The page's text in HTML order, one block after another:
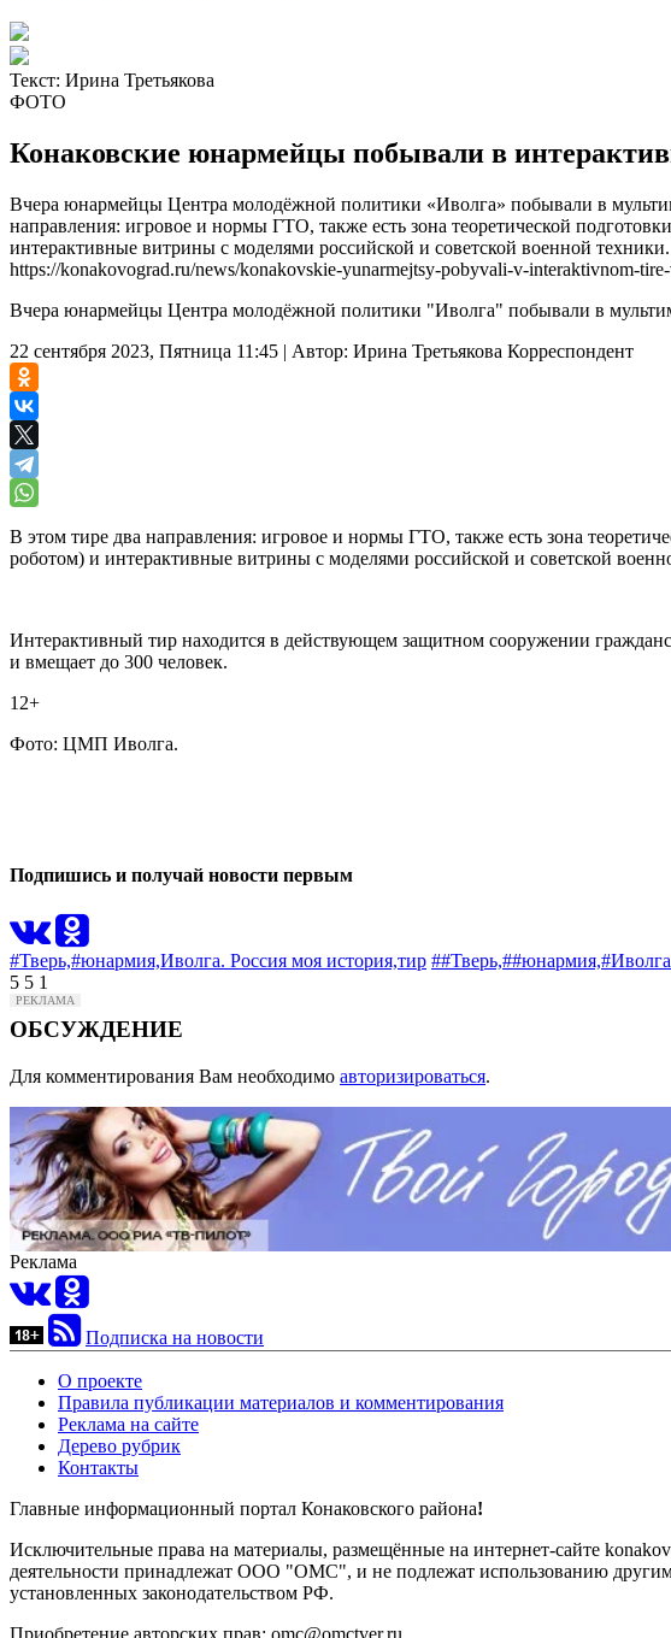
Текст: Ирина Третьякова
ФОТО
Конаковские юнармейцы побывали в
Вчера юнармейцы Центра молодёжной политики «Иволга» побывали в
направления: игровое и нормы ГТО, также есть зона теоретической
интерактивные витрины с моделями российской и советской военной техники.
https://konakovograd.ru/news/konakovskie-yunarmejtsy-pobyvali-v-interaktivnom-
Вчера юнармейцы Центра молодёжной политики "Иволга" побывали в
22 сентября 2023, Пятница 11:45 | Автор: Ирина Третьякова Корреспондент
В этом тире два направления: игровое и нормы ГТО, также есть зона
роботом) и интерактивные витрины с моделями российской и советской
Интерактивный тир находится в действующем защитном сооружении
и вмещает до 300 человек.
12+
Фото: ЦМП Иволга.
Подпишись и получай новости первым
#Тверь,#юнармия,Иволга. Россия моя история,тир ##Тверь,##юнармия,
5 5 1
ОБСУЖДЕНИЕ
Для комментирования Вам необходимо авторизироваться.
Реклама
Подписка на новости
О проекте
Правила публикации материалов и комментирования
Реклама на сайте
Дерево рубрик
Контакты
Главные информационный портал Конаковского района!
Исключительные права на материалы, размещённые на интернет-сайте
деятельности принадлежат ООО "ОМС", и не подлежат использованию
установленных законодательством РФ.
Приобретение авторских прав: omc@omctver.ru